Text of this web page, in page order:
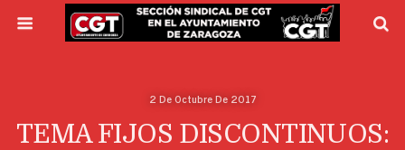
2 De Octubre De 2017
TEMA FIJOS DISCONTINUOS: